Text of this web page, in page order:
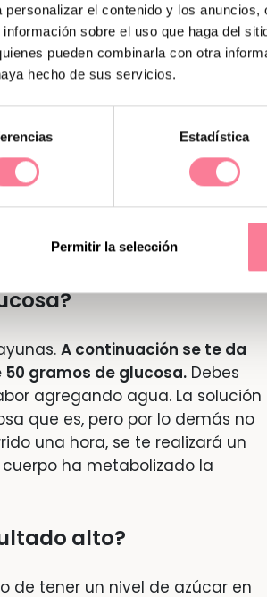
el contenido y los
sobre el uso que haga del
pueden combinarla con otra
hecho de sus servicios.
Estadística
Permitir la selección
A continuación se te da
gramos de glucosa. Debes
agregando agua. La solución
que es, pero por lo demás no
una hora, se te realizará un
ha metabolizado la
alto?
de tener un nivel de azúcar en